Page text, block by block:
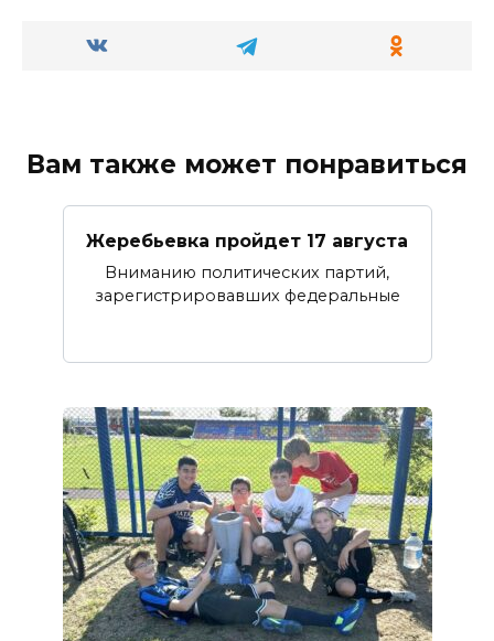
Вам также может понравиться
Жеребьевка пройдет 17 августа
Вниманию политических партий,
зарегистрировавших федеральные